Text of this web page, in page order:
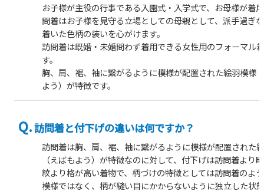
お子様が主役の行事である入園式・入学式で、お母様が着
問着はお子様を見守る立場としての母親として、派手過ぎ
着いた色柄の装いを心がけます。
訪問着は既婚・未婚問わず着用できる女性用のフォーマル
す。
胸、肩、裾、袖に繋がるように模様が配置された絵羽模様
よう）が特徴です。
訪問着と付下げの違いは何ですか？
訪問着は胸、肩、裾、袖に繋がるように模様が配置された
（えばもよう）が特徴なのに対して、付下げは訪問着より
紋より格が高い着物で、柄づけの特徴としては訪問着のよ
模様ではなく、柄が縫い目にかからないように独立した状